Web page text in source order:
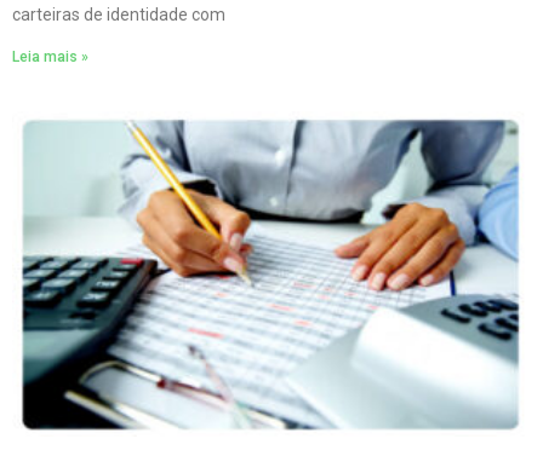
carteiras de identidade com
Leia mais »